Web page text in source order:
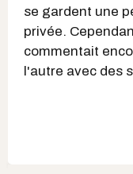
se gardent une
privée.
commentait
l'autre avec des